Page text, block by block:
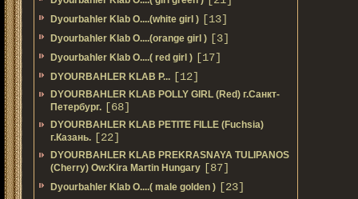
Dyourbahler Klab O....(white girl ) [13]
Dyourbahler Klab O....(orange girl ) [3]
Dyourbahler Klab O....( red girl ) [17]
DYOURBAHLER KLAB P... [12]
DYOURBAHLER KLAB POLLY GIRL (Red) г.Санкт-
Петербург. [68]
DYOURBAHLER KLAB PETITE FILLE (Fuchsia)
г.Казань. [22]
DYOURBAHLER KLAB PREKRASNAYA TULIPANOS
(Cherry) Ow:Kira Martin Hungary [87]
Dyourbahler Klab O....( male golden ) [23]